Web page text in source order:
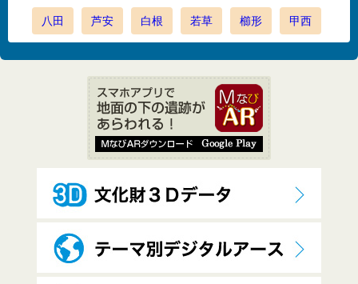
八田 芦安 白根 若草 櫛形 甲西